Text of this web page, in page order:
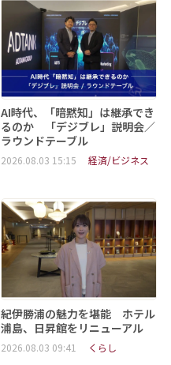
AI時代、「暗黙知」は継承でき
るのか 「デジブレ」説明会／
ラウンドテーブル
2026.08.03 15:15 経済/ビジネス
紀伊勝浦の魅力を堪能 ホテル
浦島、日昇館をリニューアル
2026.08.03 09:41 くらし